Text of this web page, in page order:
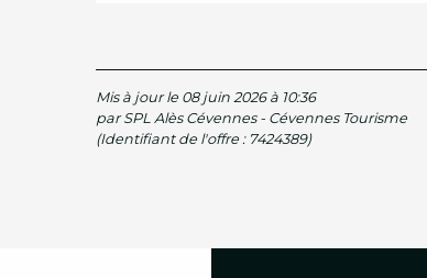
Mis à jour le 08 juin 2026 à 10:36
par SPL Alès Cévennes - Cévennes Tourisme
(Identifiant de l'offre : 7424389)